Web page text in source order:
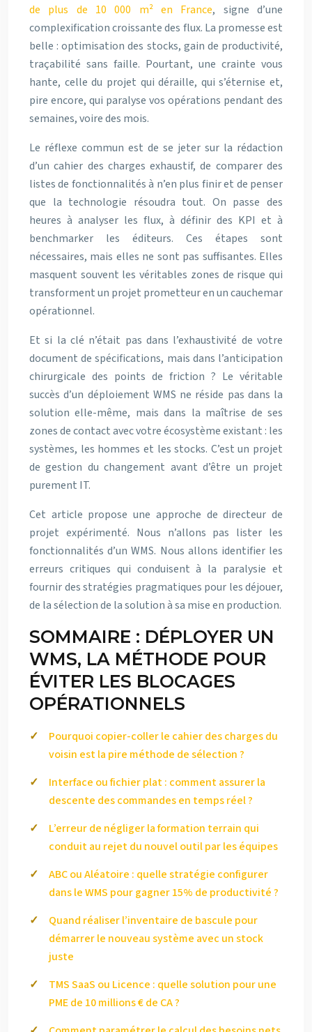
de plus de 10 000 m² en France, signe d’une
complexification croissante des flux. La promesse est
belle : optimisation des stocks, gain de productivité,
traçabilité sans faille. Pourtant, une crainte vous
hante, celle du projet qui déraille, qui s’éternise et,
pire encore, qui paralyse vos opérations pendant des
semaines, voire des mois.
Le réflexe commun est de se jeter sur la rédaction
d’un cahier des charges exhaustif, de comparer des
listes de fonctionnalités à n’en plus finir et de penser
que la technologie résoudra tout. On passe des
heures à analyser les flux, à définir des KPI et à
benchmarker les éditeurs. Ces étapes sont
nécessaires, mais elles ne sont pas suffisantes. Elles
masquent souvent les véritables zones de risque qui
transforment un projet prometteur en un cauchemar
opérationnel.
Et si la clé n’était pas dans l’exhaustivité de votre
document de spécifications, mais dans l’anticipation
chirurgicale des points de friction ? Le véritable
succès d’un déploiement WMS ne réside pas dans la
solution elle-même, mais dans la maîtrise de ses
zones de contact avec votre écosystème existant : les
systèmes, les hommes et les stocks. C’est un projet
de gestion du changement avant d’être un projet
purement IT.
Cet article propose une approche de directeur de
projet expérimenté. Nous n’allons pas lister les
fonctionnalités d’un WMS. Nous allons identifier les
erreurs critiques qui conduisent à la paralysie et
fournir des stratégies pragmatiques pour les déjouer,
de la sélection de la solution à sa mise en production.
SOMMAIRE : DÉPLOYER UN
WMS, LA MÉTHODE POUR
ÉVITER LES BLOCAGES
OPÉRATIONNELS
Pourquoi copier-coller le cahier des charges du
voisin est la pire méthode de sélection ?
Interface ou fichier plat : comment assurer la
descente des commandes en temps réel ?
L’erreur de négliger la formation terrain qui
conduit au rejet du nouvel outil par les équipes
ABC ou Aléatoire : quelle stratégie configurer
dans le WMS pour gagner 15% de productivité ?
Quand réaliser l’inventaire de bascule pour
démarrer le nouveau système avec un stock
juste
TMS SaaS ou Licence : quelle solution pour une
PME de 10 millions € de CA ?